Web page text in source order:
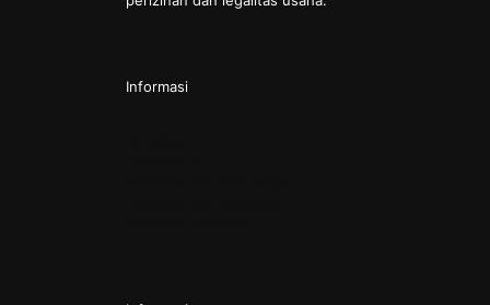
Informasi